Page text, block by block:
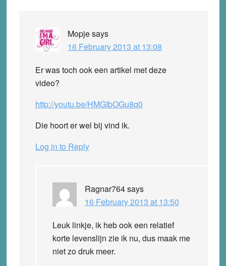
Mopjesays
16 February 2013 at 13:08
Er was toch ook een artikel met deze
video?
http://youtu.be/HMGIbOGu8q0
Die hoort er wel bij vind ik.
Log in to Reply
Ragnar764says
16 February 2013 at 13:50
Leuk linkje, ik heb ook een relatief
korte levenslijn zie ik nu, dus maak me
niet zo druk meer.